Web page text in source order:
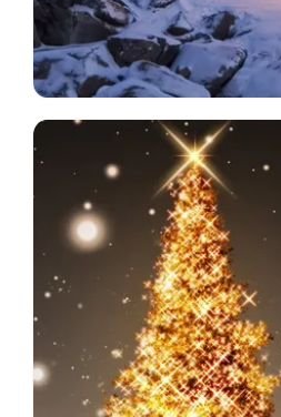
クリスマス ホリデー
クリスマスのあかり 灯台